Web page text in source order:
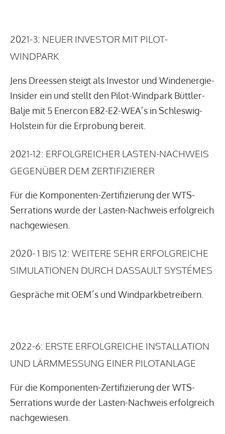
2021-3: NEUER INVESTOR MIT PILOT-
WINDPARK
Jens Dreessen steigt als Investor und Windenergie-
Insider ein und stellt den Pilot-Windpark Büttler-
Balje mit 5 Enercon E82-E2-WEA´s in Schleswig-
Holstein für die Erprobung bereit.
2021-12: ERFOLGREICHER LASTEN-NACHWEIS
GEGENÜBER DEM ZERTIFIZIERER
Für die Komponenten-Zertifizierung der WTS-
Serrations wurde der Lasten-Nachweis erfolgreich
nachgewiesen.
2020- 1 BIS 12: WEITERE SEHR ERFOLGREICHE
SIMULATIONEN DURCH DASSAULT SYSTÉMES
Gespräche mit OEM´s und Windparkbetreibern.
2022-6: ERSTE ERFOLGREICHE INSTALLATION
UND LÄRMMESSUNG EINER PILOTANLAGE
Für die Komponenten-Zertifizierung der WTS-
Serrations wurde der Lasten-Nachweis erfolgreich
nachgewiesen.